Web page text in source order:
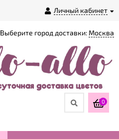
Личный кабинет
Выберите город доставки: Москва
0